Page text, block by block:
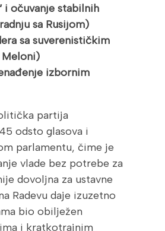
i očuvanje stabilnih
sa Rusijom)
sa suverenističkim
Meloni)
izbornim
partija
odsto glasova i
parlamentu, čime je
vlade bez potrebe za
dovoljna za ustavne
Radevu daje izuzetno
bio obilježen
i kratkotrajnim